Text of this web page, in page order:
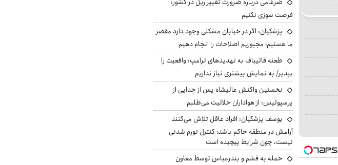
فرصت سوزی نکنیم
پزشکیان: اگر در خیابان مشکلی وجود دارد مقصر
ما هستیم؛ مجبوریم اصلاحات را انجام دهیم
طعنه قالیباف به تهدیدهای ترامپ: واقعیت را
بپذیر/ به نمایش بیشتری نیاز نداریم
نخستین واکنش عالیشاه پس از جدایی از
پرسپولیس: از هواداران حلالیت می‌طلبم
یوسف پزشکیان: افراد عاقل تلاش می‌کنند
آرامش در منطقه حاکم باشد؛ کنترل تورم شدنی
نیست، چون شرایط پیچیده است
حمله به قشم و بندرعباس توسط معاون